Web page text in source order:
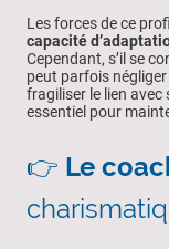
Les forces de ce
capacité
Cependant, s’il se
peut parfois négliger
fragiliser le lien avec
essentiel pour
👉 Le